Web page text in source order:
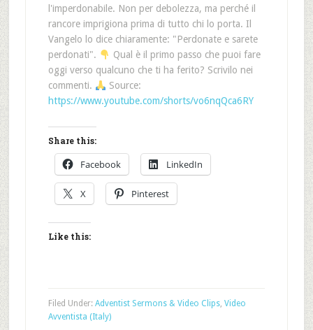
l'imperdonabile. Non per debolezza, ma perché il
rancore imprigiona prima di tutto chi lo porta. Il
Vangelo lo dice chiaramente: "Perdonate e sarete
perdonati".
Qual è il primo passo che puoi fare
oggi verso qualcuno che ti ha ferito? Scrivilo nei
commenti.
Source:
https://www.youtube.com/shorts/vo6nqQca6RY
Share this:
Facebook LinkedIn
X Pinterest
Like this:
Filed Under: Adventist Sermons & Video Clips, Video
Avventista (Italy)